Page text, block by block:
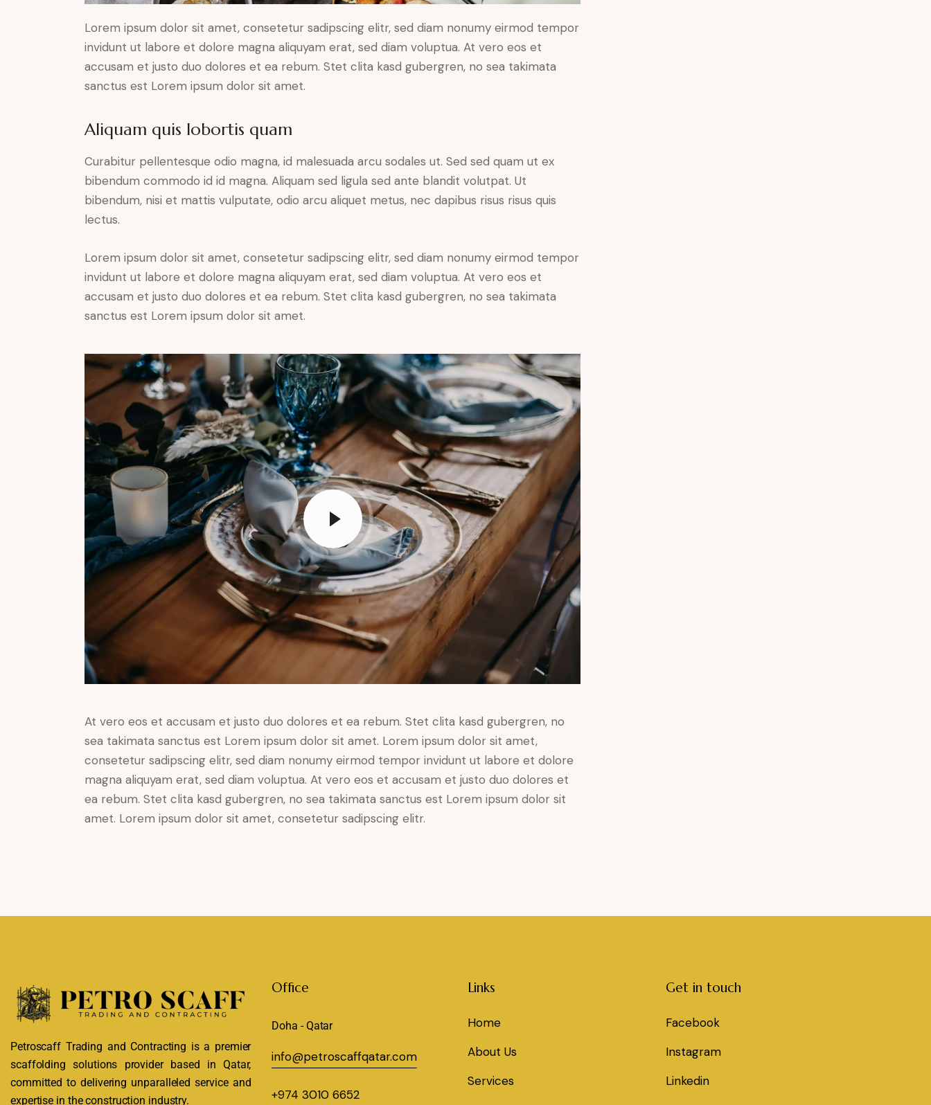
Lorem ipsum dolor sit amet, consetetur sadipscing elitr, sed diam nonumy eirmod tempor
invidunt ut labore et dolore magna aliquyam erat, sed diam voluptua. At vero eos et
accusam et justo duo dolores et ea rebum. Stet clita kasd gubergren, no sea takimata
sanctus est Lorem ipsum dolor sit amet.
Aliquam quis lobortis quam
Curabitur pellentesque odio magna, id malesuada arcu sodales ut. Sed sed quam ut ex
bibendum commodo id id magna. Aliquam sed ligula sed ante blandit volutpat. Ut
bibendum, nisi et mattis vulputate, odio arcu aliquet metus, nec dapibus risus risus quis
lectus.
Lorem ipsum dolor sit amet, consetetur sadipscing elitr, sed diam nonumy eirmod tempor
invidunt ut labore et dolore magna aliquyam erat, sed diam voluptua. At vero eos et
accusam et justo duo dolores et ea rebum. Stet clita kasd gubergren, no sea takimata
sanctus est Lorem ipsum dolor sit amet.
At vero eos et accusam et justo duo dolores et ea rebum. Stet clita kasd gubergren, no
sea takimata sanctus est Lorem ipsum dolor sit amet. Lorem ipsum dolor sit amet,
consetetur sadipscing elitr, sed diam nonumy eirmod tempor invidunt ut labore et dolore
magna aliquyam erat, sed diam voluptua. At vero eos et accusam et justo duo dolores et
ea rebum. Stet clita kasd gubergren, no sea takimata sanctus est Lorem ipsum dolor sit
amet. Lorem ipsum dolor sit amet, consetetur sadipscing elitr.
Petroscaff Trading and Contracting is a premier
scaffolding solutions provider based in Qatar,
committed to delivering unparalleled service and
expertise in the construction industry.
Office
Doha - Qatar
info@petroscaffqatar.com
+974 3010 6652
Links
Home
About Us
Services
Get in touch
Facebook
Instagram
Linkedin